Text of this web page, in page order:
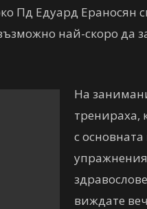
Пд Едуард Ераносян
най-скоро да
На
тренираха,
с
виждате